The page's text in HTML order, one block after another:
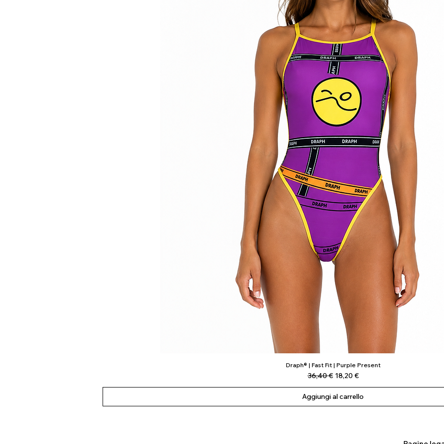
Vista rapida
Draph® | Fast Fit | Purple Present
Prezzo regolare
36,40 € Prezzo scontato
18,20 €
Aggiungi al carrello